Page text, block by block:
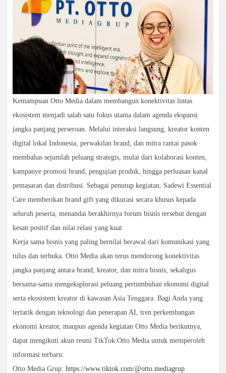
Kemampuan Otto Media dalam membangun konektivitas lintas
ekosistem menjadi salah satu fokus utama dalam agenda ekspansi
jangka panjang perseroan. Melalui interaksi langsung, kreator konten
digital lokal Indonesia, perwakilan brand, dan mitra rantai pasok
membahas sejumlah peluang strategis, mulai dari kolaborasi konten,
kampanye promosi brand, pengujian produk, hingga perluasan kanal
pemasaran dan distribusi. Sebagai penutup kegiatan, Sadewi Essential
Care memberikan brand gift yang dikurasi secara khusus kepada
seluruh peserta, menandai berakhirnya forum bisnis tersebut dengan
kesan positif dan nilai relasi yang kuat.
Kerja sama bisnis yang paling bernilai berawal dari komunikasi yang
tulus dan terbuka. Otto Media akan terus mendorong konektivitas
jangka panjang antara brand, kreator, dan mitra bisnis, sekaligus
bersama-sama mengeksplorasi peluang pertumbuhan ekonomi digital
serta ekosistem kreator di kawasan Asia Tenggara. Bagi Anda yang
tertarik dengan teknologi dan penerapan AI, tren perkembangan
ekonomi kreator, maupun agenda kegiatan Otto Media berikutnya,
dapat mengikuti akun resmi TikTok Otto Media untuk memperoleh
informasi terbaru:
Otto Media Grup: https://www.tiktok.com/@otto.mediagrup